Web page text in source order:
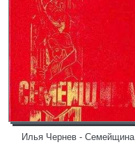
Илья Чернев - Семейщина